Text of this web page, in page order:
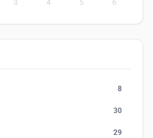
3 4 5 6
8
30
29